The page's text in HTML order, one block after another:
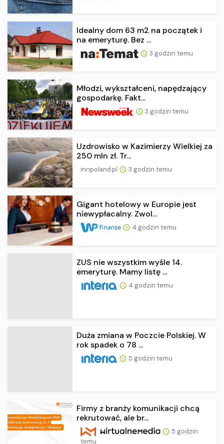
Idealny dom 63 m2 na początek i
na emeryturę. Bez ...
3 godzin temu
Młodzi, wykształceni, napędzający
gospodarkę. Fakt...
3 godzin temu
Uzdrowisko w Kazimierzy Wielkiej za
250 mln zł. Tr...
innpoland.pl 3 godzin temu
Gigant hotelowy w Europie jest
niewypłacalny. Zwol...
4 godzin temu
ZUS nie wszystkim wyśle 14.
emeryturę. Mamy listę ...
4 godzin temu
Duża zmiana w Poczcie Polskiej. W
rok spadek o 78 ...
5 godzin temu
Firmy z branży komunikacji chcą
rekrutować, ale br...
5 godzin
temu